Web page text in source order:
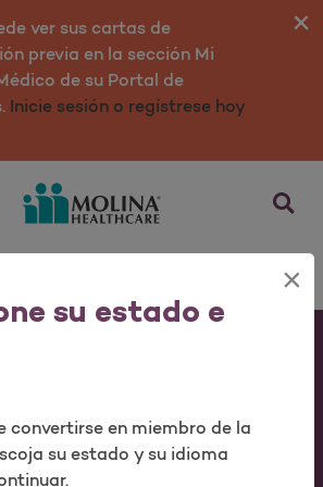
su estado e
×
convertirse en miembro de la
su estado y su idioma
ver sus cartas de
previa en la sección Mi
de su Portal de
Inicie sesión o regístrese hoy
Print
Proveedores
Corredores